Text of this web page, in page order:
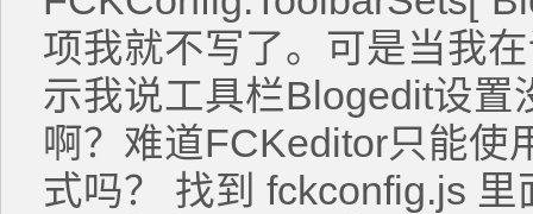
项我就不写了。可是当我
示我说工具栏Blogedit设置
啊？难道FCKeditor只能使
式吗？ 找到 fckconfig.js